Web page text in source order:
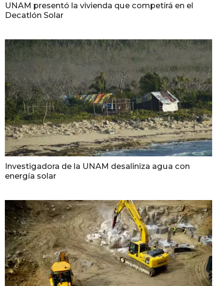
UNAM presentó la vivienda que competirá en el
Decatlón Solar
Investigadora de la UNAM desaliniza agua con
energía solar